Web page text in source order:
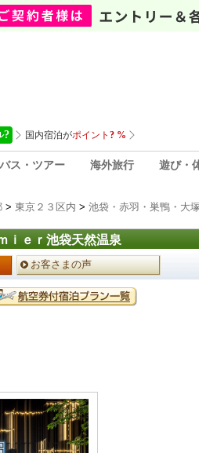
ス・ツアー 海外旅行 遊び・
> 東京２３区内 > 池袋・赤羽・巣鴨・大塚
ｉｅｒ池袋天然温泉
お客さまの声